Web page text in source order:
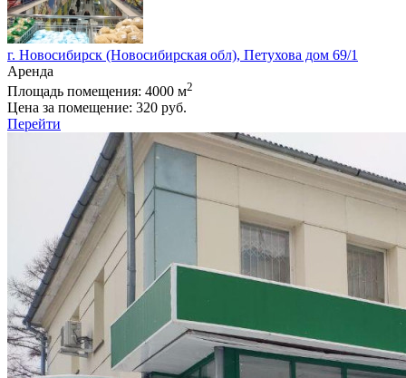
г. Новосибирск (Новосибирская обл), Петухова дом 69/1
Аренда
Площадь помещения: 4000 м2
Цена за помещение: 320 руб.
Перейти